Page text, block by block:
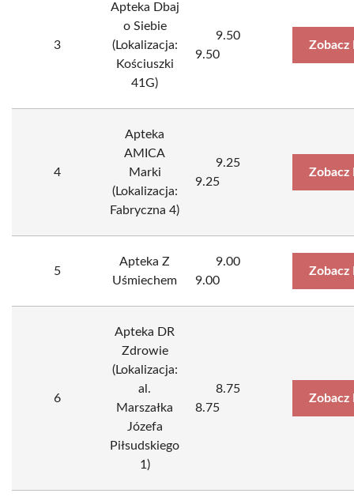
3
Apteka Dbaj
o Siebie
(Lokalizacja:
Kościuszki
41G)
9.50
9.50
Zobacz
4
Apteka
AMICA
Marki
(Lokalizacja:
Fabryczna 4)
9.25
9.25
Zobacz
5
Apteka Z
Uśmiechem
9.00
9.00
Zobacz
6
Apteka DR
Zdrowie
(Lokalizacja:
al.
Marszałka
Józefa
Piłsudskiego
1)
8.75
8.75
Zobacz